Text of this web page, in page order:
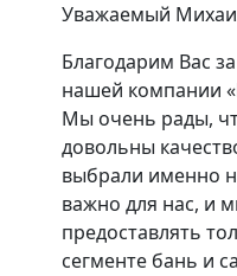
Уважаемый
Благодарим Вас
нашей компании
Мы очень рады,
довольны
выбрали именно
важно для нас, и
предоставлять
сегменте бань и